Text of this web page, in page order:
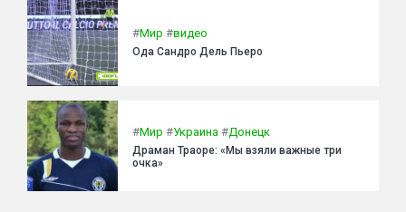
#Мир #видео
Ода Сандро Дель Пьеро
#Мир #Украина #Донецк
Драман Траоре: «Мы взяли важные три
очка»